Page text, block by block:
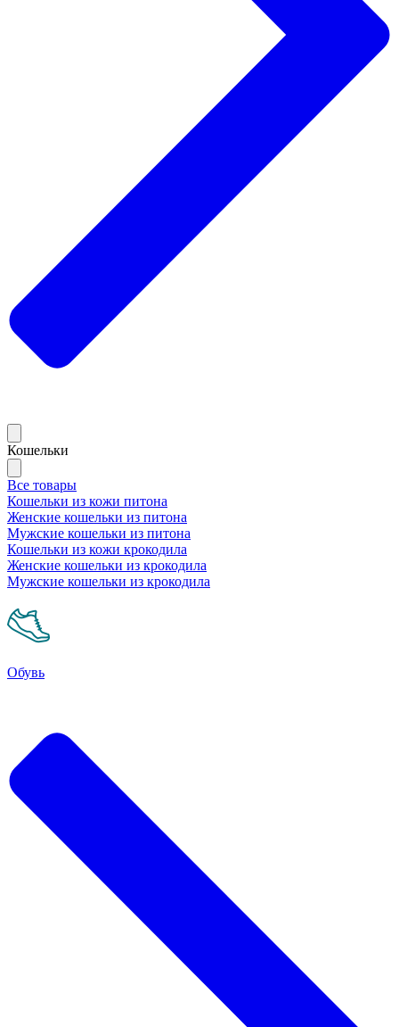
Кошельки
Все товары
Кошельки из кожи питона
Женские кошельки из питона
Мужские кошельки из питона
Кошельки из кожи крокодила
Женские кошельки из крокодила
Мужские кошельки из крокодила
Обувь